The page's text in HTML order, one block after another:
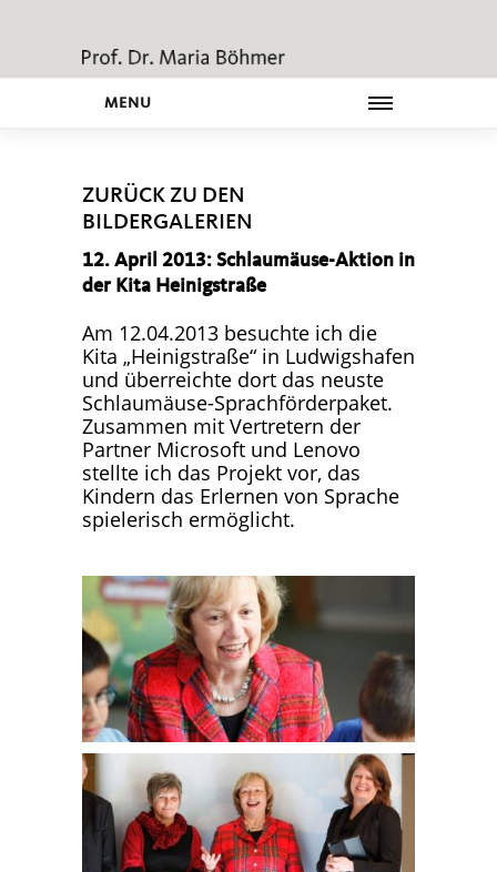
MENU
ZURÜCK ZU DEN
BILDERGALERIEN
12. April 2013: Schlaumäuse-Aktion in
der Kita Heinigstraße
Am 12.04.2013 besuchte ich die
Kita „Heinigstraße“ in Ludwigshafen
und überreichte dort das neuste
Schlaumäuse-Sprachförderpaket.
Zusammen mit Vertretern der
Partner Microsoft und Lenovo
stellte ich das Projekt vor, das
Kindern das Erlernen von Sprache
spielerisch ermöglicht.